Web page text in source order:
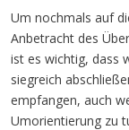
Um nochmals auf
Anbetracht des
ist es wichtig, dass
siegreich
empfangen, auch
Umorientierung zu